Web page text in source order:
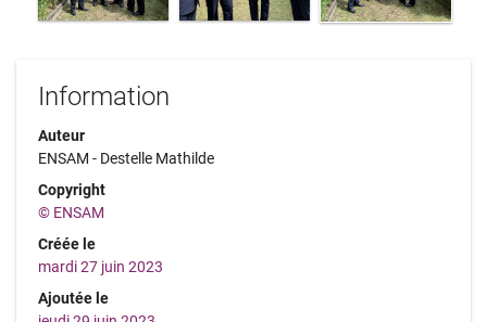
Information
Auteur
ENSAM - Destelle Mathilde
Copyright
© ENSAM
Créée le
mardi 27 juin 2023
Ajoutée le